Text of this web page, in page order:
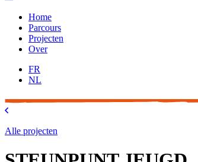
Home
Parcours
Projecten
Over
FR
NL
Alle projecten